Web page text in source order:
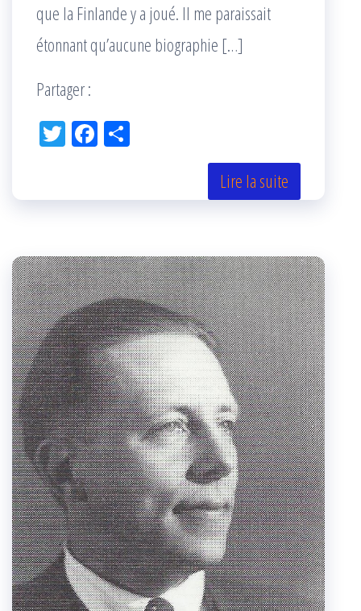
que la Finlande y a joué. Il me paraissait
étonnant qu’aucune biographie […]
Partager :
Tw Fac
k r
Lire la suite